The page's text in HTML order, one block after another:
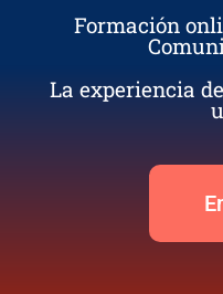
Formación
La experiencia